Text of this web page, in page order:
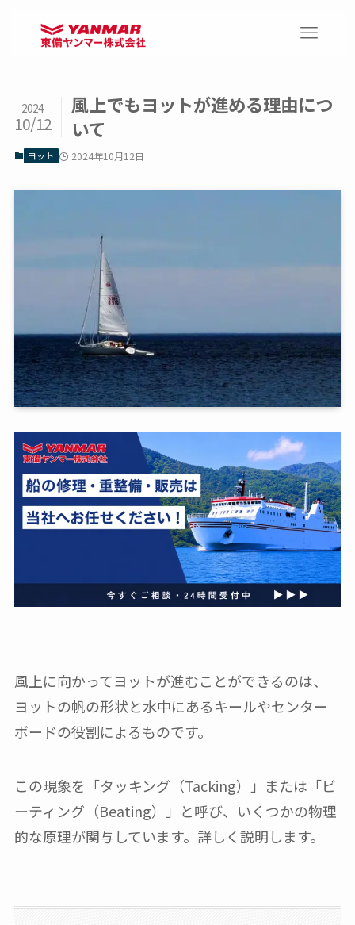
風上でもヨットが進める理由につ
いて
2024
10/12
ヨット 2024年10月12日
風上に向かってヨットが進むことができるのは、
ヨットの帆の形状と水中にあるキールやセンター
ボードの役割によるものです。
この現象を「タッキング（Tacking）」または「ビ
ーティング（Beating）」と呼び、いくつかの物理
的な原理が関与しています。詳しく説明します。